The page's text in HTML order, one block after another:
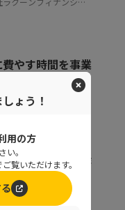
やす時間を事業
クーンフィナンシャ
システムで手作
る原因とは？デー
対策、業...
ょう！
用の方
い。
覧いただけます。